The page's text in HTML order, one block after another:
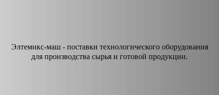
Элтемикс-маш - поставки технологического оборудования
для производства сырья и готовой продукции.